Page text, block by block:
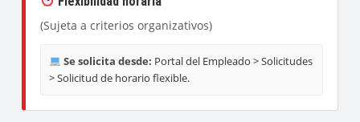
(Sujeta a criterios organizativos)
Se solicita desde: Portal del Empleado > Solicitudes
> Solicitud de horario flexible.